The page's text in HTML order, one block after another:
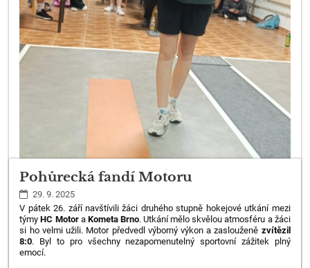
Pohůrecká fandí Motoru
29. 9. 2025
V pátek 26. září navštívili žáci druhého stupně hokejové utkání mezi
týmyHC Motora Kometa Brno. Utkání mělo skvělou atmosféru a žáci
si ho velmi užili. Motor předvedl výborný výkon a zaslouženě zvítězil
8:0. Byl to pro všechny nezapomenutelný sportovní zážitek plný
emocí.